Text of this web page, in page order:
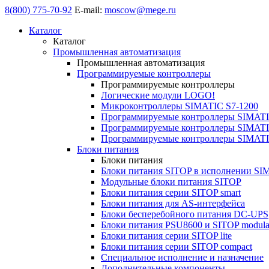
8(800) 775-70-92 E-mail: moscow@mege.ru
Каталог
Каталог
Промышленная автоматизация
Промышленная автоматизация
Программируемые контроллеры
Программируемые контроллеры
Логические модули LOGO!
Микроконтроллеры SIMATIC S7-1200
Программируемые контроллеры
Программируемые контроллеры
Программируемые контроллеры
Блоки питания
Блоки питания
Блоки питания SITOP в исполнении
Модульные блоки питания SITOP
Блоки питания серии SITOP smart
Блоки питания для AS-интерфейса
Блоки бесперебойного питания DC-UPS
Блоки питания PSU8600 и SITOP
Блоки питания серии SITOP lite
Блоки питания серии SITOP compact
Специальное исполнение и назначение